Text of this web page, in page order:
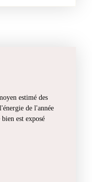
estimé des
de l'année
est exposé